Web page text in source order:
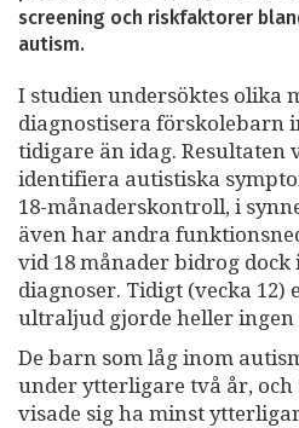
screening och riskfaktorer
autism.
I studien undersöktes olika
diagnostisera förskolebarn
tidigare än idag. Resultaten
identifiera autistiska
18-månaderskontroll, i
även har andra
vid 18 månader bidrog
diagnoser. Tidigt (vecka 12)
ultraljud gjorde heller ingen
De barn som låg inom
under ytterligare två år, och
visade sig ha minst